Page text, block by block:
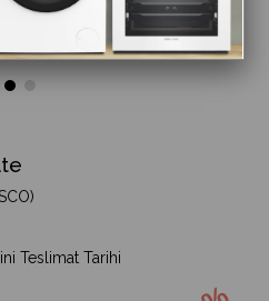
Teslimat Tarihi